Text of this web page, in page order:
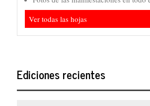
Ver todas las hojas
Ediciones recientes